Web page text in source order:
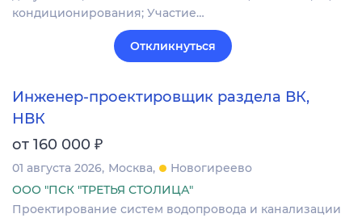
кондиционирования; Участие…
Откликнуться
Инженер-проектировщик раздела ВК,
НВК
от 160 000 ₽
01 августа 2026 Москва
Новогиреево
ООО "ПСК "ТРЕТЬЯ СТОЛИЦА"
Проектирование систем водопровода и канализации